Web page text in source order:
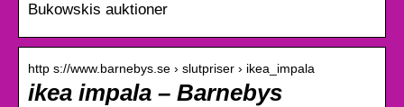
Bukowskis auktioner
http s://www.barnebys.se › slutpriser › ikea_impala
ikea impala – Barnebys